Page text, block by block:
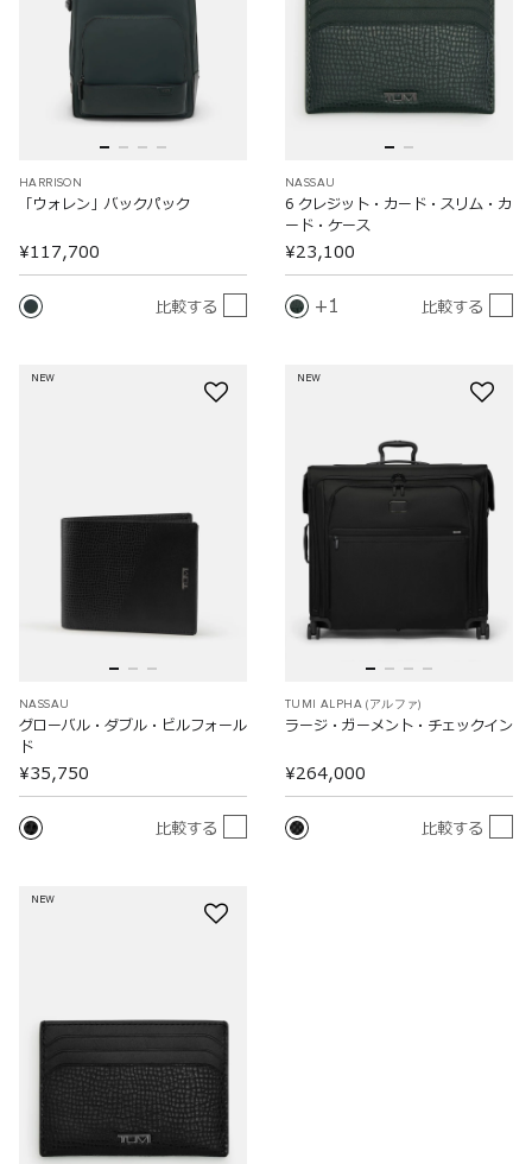
HARRISON
「ウォレン」バックパック
¥117,700
比較する
NASSAU
6 クレジット・カード・スリム・カ
ード・ケース
¥23,100
1 比較する
NEW
NASSAU
グローバル・ダブル・ビルフォール
ド
¥35,750
比較する
NEW
TUMI ALPHA (アルファ)
ラージ・ガーメント・チェックイン
¥264,000
比較する
NEW